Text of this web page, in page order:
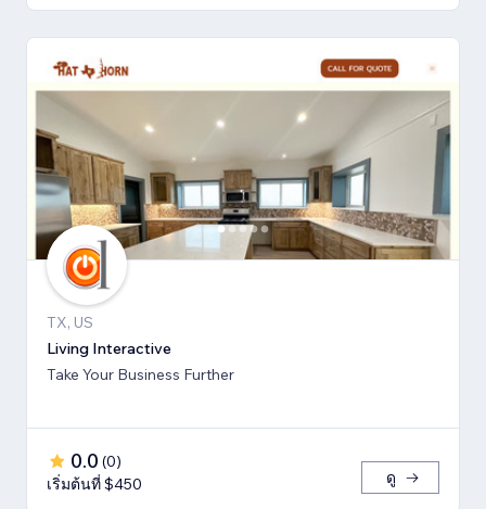
TX, US
Living Interactive
Take Your Business Further
0.0 (0)
เริ่มต้นที่ $450
ดู